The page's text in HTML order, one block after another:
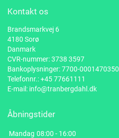
Kontakt os
Brandsmarkvej 6
4180 Sorø
Danmark
CVR-nummer: 3738 3597
Bankoplysninger: 7700-0001470350
Telefonnr.:+45 77661111
E-mail: info@tranbergdahl.dk
Åbningstider
Mandag 08:00 - 16:00